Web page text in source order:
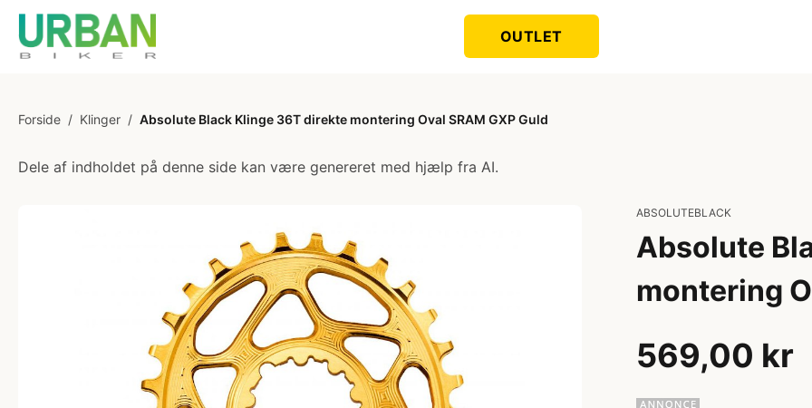
OUTLET
Forside / Klinger / Absolute Black Klinge 36T direkte montering Oval SRAM GXP Guld
Dele af indholdet på denne side kan være genereret med hjælp fra AI.
ABSOLUTEBLACK
Absolute
montering
569,00 kr